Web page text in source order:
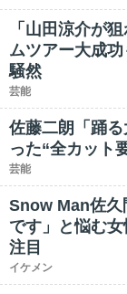
「山田涼介が
ムツアー大成
騒然
芸能
佐藤二朗「踊
った“全カット
芸能
Snow Man佐
です」と悩む
注目
イケメン